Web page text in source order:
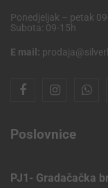
Ponedjeljak – petak
Subota: 09-15h
E mail:
Poslovnice
PJ1- Gradačačka